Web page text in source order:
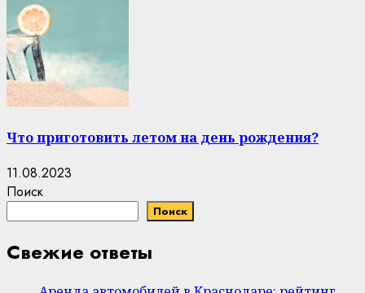
Что приготовить летом на день рождения?
11.08.2023
Поиск
Поиск
Свежие ответы